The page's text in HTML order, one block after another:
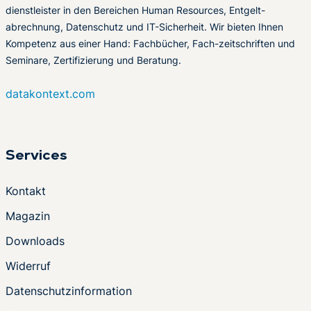
dienstleister in den Bereichen Human Resources, Entgelt-
abrechnung, Datenschutz und IT-Sicherheit. Wir bieten Ihnen
Kompetenz aus einer Hand: Fachbücher, Fach-zeitschriften und
Seminare, Zertifizierung und Beratung.
datakontext.com
Services
Kontakt
Magazin
Downloads
Widerruf
Datenschutzinformation